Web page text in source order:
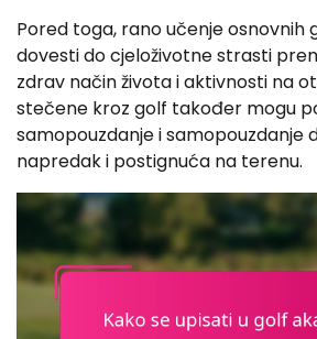
Pored toga, rano učenje osnovnih
dovesti do cjeloživotne strasti
zdrav način života i aktivnosti na
stečene kroz golf također mogu
samopouzdanje i samopouzdanje
napredak i postignuća na terenu.